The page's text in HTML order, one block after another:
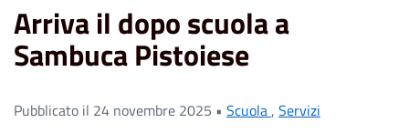
Arriva il dopo scuola a
Sambuca Pistoiese
Pubblicato il 24 novembre 2025 • Scuola, Servizi